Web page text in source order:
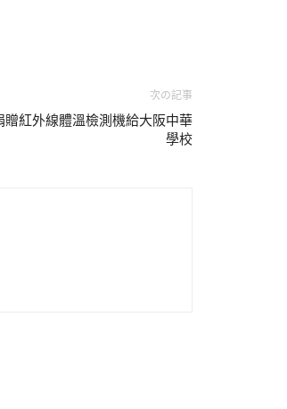
次の記事
贈紅外線體溫檢測機給大阪中華
學校